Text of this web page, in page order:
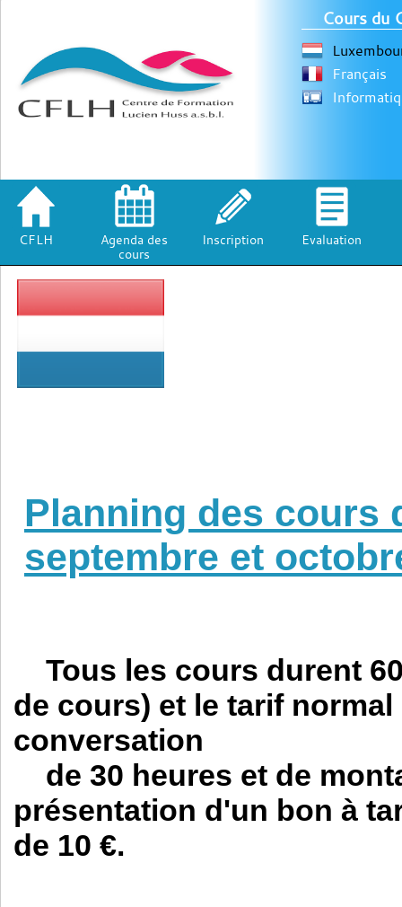
Cours du
Français
CFLH
Agenda des
cours
Inscription Evaluation
Planning des cours
septembre et
Tous les cours durent
de cours) et le tarif normal
conversation
de 30 heures et de
présentation d'un bon à
de 10 €.